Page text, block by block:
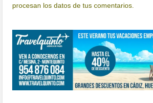
procesan los datos de tus comentarios.